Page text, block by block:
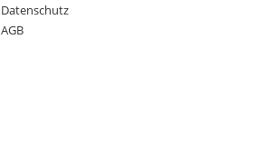
Datenschutz
AGB